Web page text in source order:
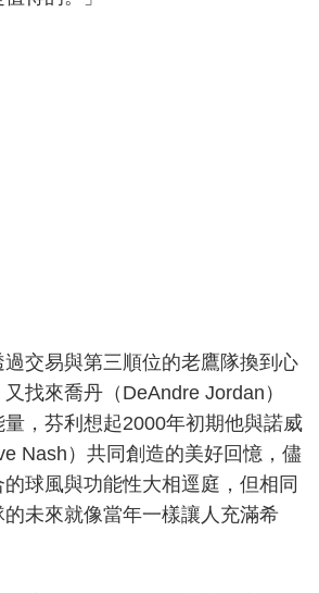
交易與第三順位的老鷹隊換到心
找來喬丹（DeAndre Jordan）
，芬利想起2000年初期他與諾威
Nash）共同創造的美好回憶，儘
球風與功能性大相逕庭，但相同
未來就像當年一樣讓人充滿希